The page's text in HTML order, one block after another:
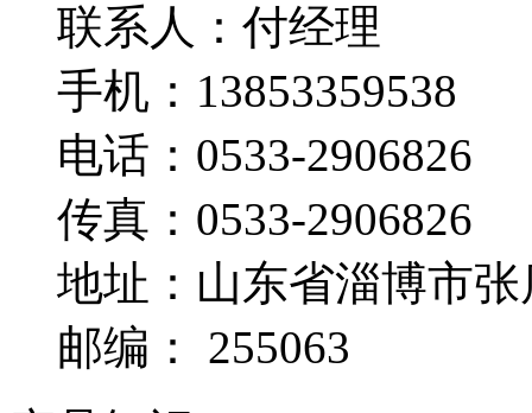
联系人：付经理
手机： 13853359538
电话： 0533-2906826
传真： 0533-2906826
地址：山东省淄博市
邮编： 255063